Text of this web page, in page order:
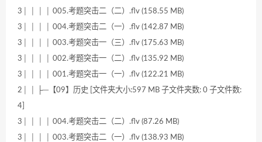
3│ │ │ │ 005.考题突击二（二）.flv (158.55 MB)
3│ │ │ │ 004.考题突击二（一）.flv (142.87 MB)
3│ │ │ │ 003.考题突击一（三）.flv (175.63 MB)
3│ │ │ │ 002.考题突击一（二）.flv (135.92 MB)
3│ │ │ │ 001.考题突击一（一）.flv (122.21 MB)
2│ │ ├─【09】历史 [文件夹大小:597 MB 子文件夹数: 0 子文件数:
4]
3│ │ │ │ 004.考题突击二（二）.flv (87.26 MB)
3│ │ │ │ 003.考题突击二（一）.flv (138.93 MB)